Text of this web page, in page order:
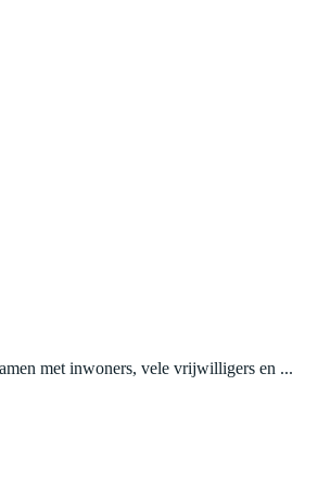
met inwoners, vele vrijwilligers en ...